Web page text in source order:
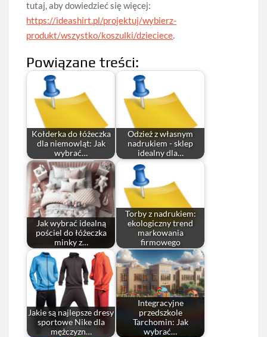
tutaj, aby dowiedzieć się więcej:
https://ideashirt.pl/projektuj/wybierz-
produkt/wszystko/koszulki/dzieciece
Powiązane treści:
Kołderka do łóżeczka
dla niemowląt: Jak
wybrać…
Odzież z własnym
nadrukiem - sklep
idealny dla…
Jak wybrać idealną
pościel do łóżeczka
minky z…
Torby z nadrukiem:
ekologiczny trend
markowania
firmowego
Jakie są najlepsze dresy
sportowe Nike dla
mężczyzn…
Integracyjne
przedszkole
Tarchomin: Jak
wybrać…